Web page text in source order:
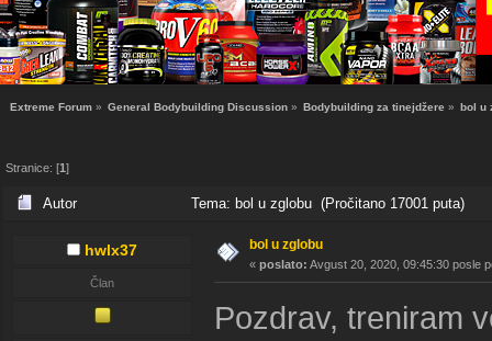
Extreme Forum » General Bodybuilding Discussion » Bodybuilding za tinejdžere » bol u
Stranice: [1]
Autor Tema: bol u zglobu (Pročitano 17001 puta)
hwlx37
Član
bol u zglobu
« poslato: Avgust 20, 2020, 09:45:30 posle
Pozdrav, treniram